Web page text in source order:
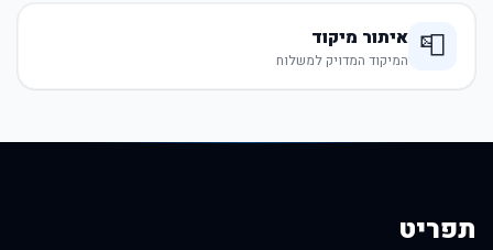
📮 איתור מיקוד
המיקוד המדויק למשלוח
תפריט